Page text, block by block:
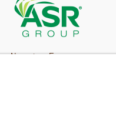
Nuestra Empresa